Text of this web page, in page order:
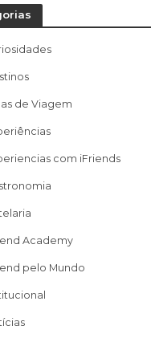
de Viagem
com iFriends
Academy
pelo Mundo